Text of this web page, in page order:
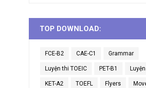
TOP DOWNLOAD:
FCE-B2 CAE-C1 Grammar
Luyện thi TOEIC PET-B1
KET-A2 TOEFL Flyers